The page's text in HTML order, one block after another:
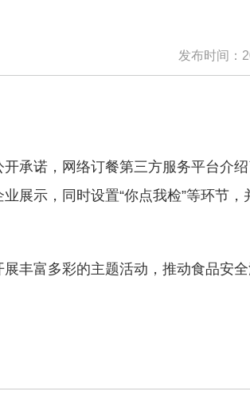
发布时间：
承诺，网络订餐第三方服务平台介
展示，同时设置“你点我检”等环节，
丰富多彩的主题活动，推动食品安